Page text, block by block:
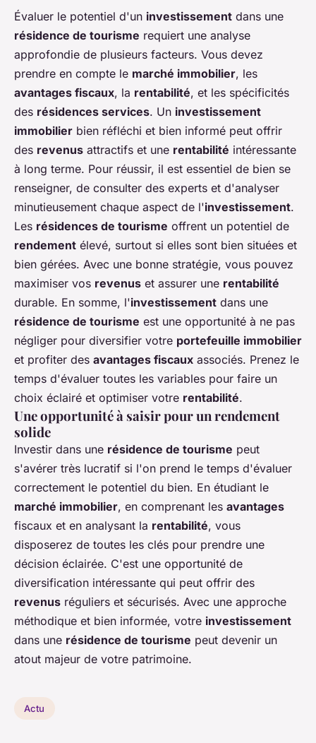
Évaluer le potentiel d'un investissement dans une
résidence de tourisme requiert une analyse
approfondie de plusieurs facteurs. Vous devez
prendre en compte le marché immobilier, les
avantages fiscaux, la rentabilité, et les spécificités
des résidences services. Un investissement
immobilier bien réfléchi et bien informé peut offrir
des revenus attractifs et une rentabilité intéressante
à long terme. Pour réussir, il est essentiel de bien se
renseigner, de consulter des experts et d'analyser
minutieusement chaque aspect de l'investissement.
Les résidences de tourisme offrent un potentiel de
rendement élevé, surtout si elles sont bien situées et
bien gérées. Avec une bonne stratégie, vous pouvez
maximiser vos revenus et assurer une rentabilité
durable. En somme, l'investissement dans une
résidence de tourisme est une opportunité à ne pas
négliger pour diversifier votre portefeuille immobilier
et profiter des avantages fiscaux associés. Prenez le
temps d'évaluer toutes les variables pour faire un
choix éclairé et optimiser votre rentabilité.
Une opportunité à saisir pour un rendement
solide
Investir dans une résidence de tourisme peut
s'avérer très lucratif si l'on prend le temps d'évaluer
correctement le potentiel du bien. En étudiant le
marché immobilier, en comprenant les avantages
fiscaux et en analysant la rentabilité, vous
disposerez de toutes les clés pour prendre une
décision éclairée. C'est une opportunité de
diversification intéressante qui peut offrir des
revenus réguliers et sécurisés. Avec une approche
méthodique et bien informée, votre investissement
dans une résidence de tourisme peut devenir un
atout majeur de votre patrimoine.
Actu